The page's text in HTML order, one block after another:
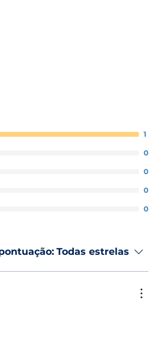
V) com carregamento via
em utilização contínua.
se adaptar a diferentes aberturas
tempo real.
1
0
0
0
0
Todas estrelas